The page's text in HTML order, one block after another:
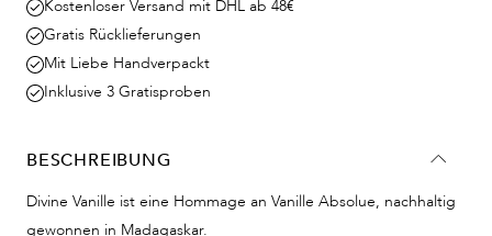
Kostenloser Versand mit DHL ab 48€
Gratis Rücklieferungen
Mit Liebe Handverpackt
Inklusive 3 Gratisproben
BESCHREIBUNG
Divine Vanille ist eine Hommage an Vanille Absolue, nachhaltig
gewonnen in Madagaskar.